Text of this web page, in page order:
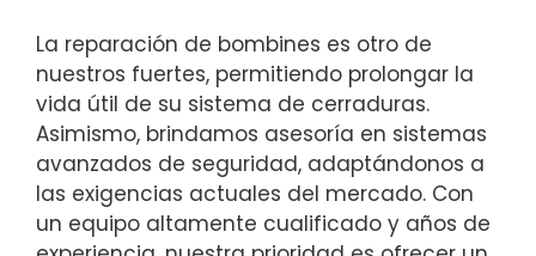
La reparación de bombines es otro de
nuestros fuertes, permitiendo prolongar la
vida útil de su sistema de cerraduras.
Asimismo, brindamos asesoría en sistemas
avanzados de seguridad, adaptándonos a
las exigencias actuales del mercado. Con
un equipo altamente cualificado y años de